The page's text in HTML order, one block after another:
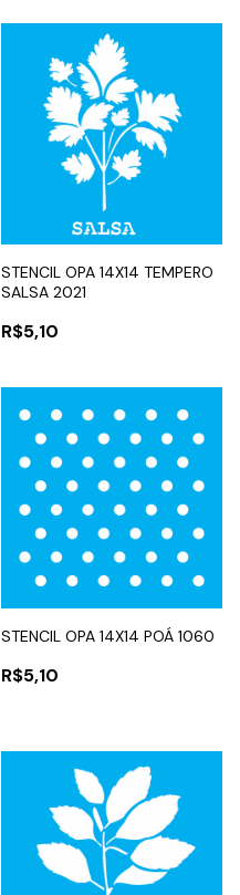
STENCIL OPA 14X14 TEMPERO
SALSA 2021
R$5,10
STENCIL OPA 14X14 POÁ 1060
R$5,10